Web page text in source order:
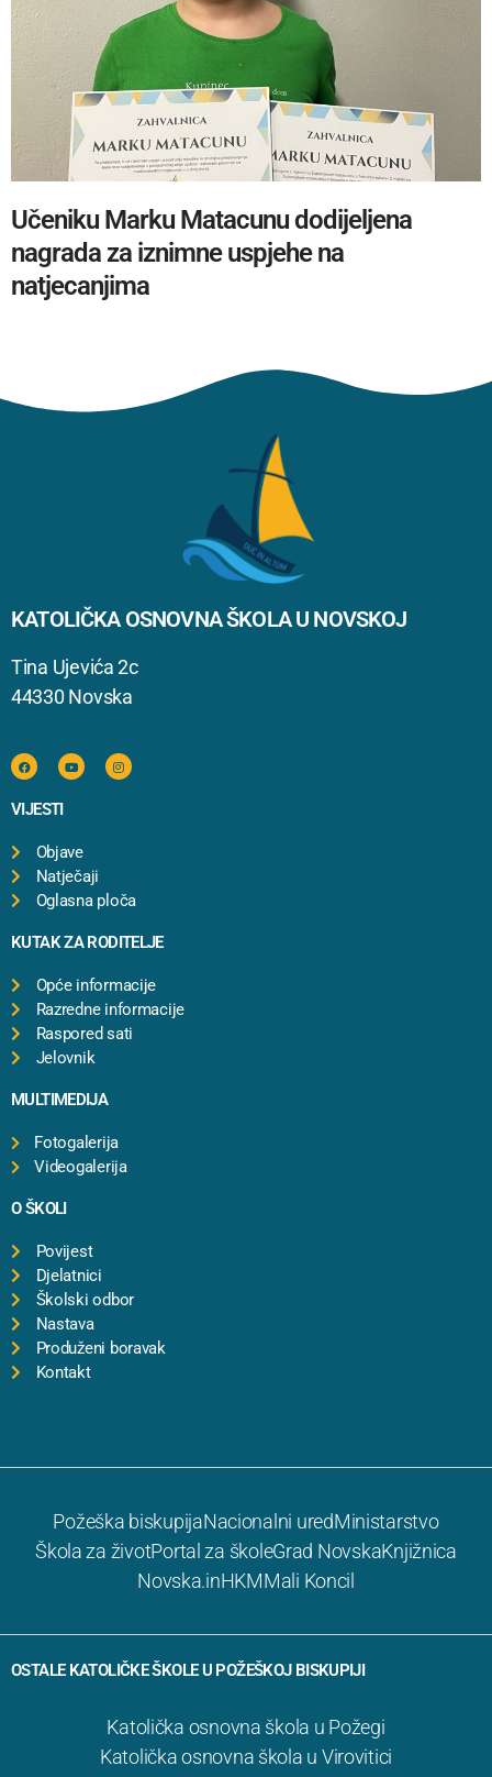
Učeniku Marku Matacunu dodijeljena
nagrada za iznimne uspjehe na
natjecanjima
KATOLIČKA OSNOVNA ŠKOLA U NOVSKOJ
Tina Ujevića 2c
44330 Novska
VIJESTI
Objave
Natječaji
Oglasna ploča
KUTAK ZA RODITELJE
Opće informacije
Razredne informacije
Raspored sati
Jelovnik
MULTIMEDIJA
Fotogalerija
Videogalerija
O ŠKOLI
Povijest
Djelatnici
Školski odbor
Nastava
Produženi boravak
Kontakt
Požeška biskupijaNacionalni uredMinistarstvo
Škola za životPortal za školeGrad NovskaKnjižnica
Novska.inHKMMali Koncil
OSTALE KATOLIČKE ŠKOLE U POŽEŠKOJ BISKUPIJI
Katolička osnovna škola u Požegi
Katolička osnovna škola u Virovitici